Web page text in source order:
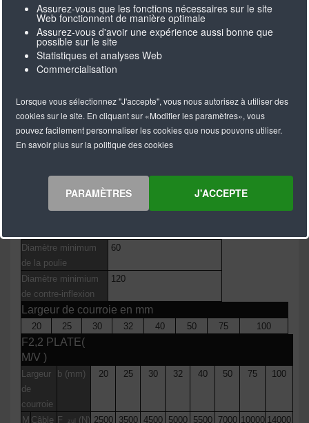
M = longueur ouverte
V = sans fin avec une jonction
F2,2 PLATE (
Longueur standard 50 & 100 m rol
Longueurs > 100 m
Diamètre minimum
de la poulie
60
Diamètre minimium
de contre-inflexion
120
Largeur de courroie en mm
20 25 30 32 40 50 75 100
F2,2 PLATE(
M/V )
Largeur
de
courroie
b (mm) 20 25 30 32 40 50 75 100
M Câble F_ zul (N) 2500 3500 4500 5000 5500 7000 10000 14000
Assurez-vous que les fonctions nécessaires sur le site
Web fonctionnent de manière optimale
Assurez-vous d'avoir une expérience aussi bonne que
possible sur le site
Statistiques et analyses Web
Commercialisation
Lorsque vous sélectionnez "J'accepte", vous nous autorisez à utiliser des
cookies sur le site. En cliquant sur «Modifier les paramètres», vous
pouvez facilement personnaliser les cookies que nous pouvons utiliser.
En savoir plus sur la politique des cookies
J'ACCEPTE
PARAMÈTRES